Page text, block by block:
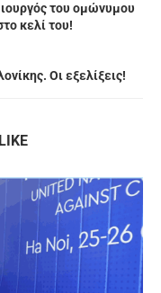
του ομώνυμου
κελί του!
Οι εξελίξεις!